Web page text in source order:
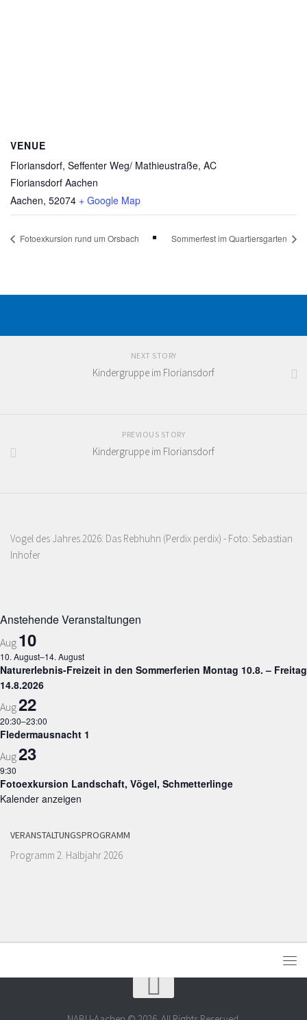
VENUE
Floriansdorf, Seffenter Weg/ Mathieustraße, AC
Floriansdorf Aachen
Aachen, 52074 + Google Map
Fotoexkursion rund um Orsbach Sommerfest im Quartiersgarten
NEXT STORY
Kindergruppe im Floriansdorf
PREVIOUS STORY
Kindergruppe im Floriansdorf
Vogel des Jahres 2026: Das Rebhuhn (Perdix perdix) - Foto: Sebastian
Inhofer
Anstehende Veranstaltungen
Aug 10
10. August–14. August
Naturerlebnis-Freizeit in den Sommerferien Montag 10.8. – Freitag
14.8.2026
Aug 22
20:30–23:00
Fledermausnacht 1
Aug 23
9:30
Fotoexkursion Landschaft, Vögel, Schmetterlinge
Kalender anzeigen
VERANSTALTUNGSPROGRAMM
Programm 2. Halbjahr 2026